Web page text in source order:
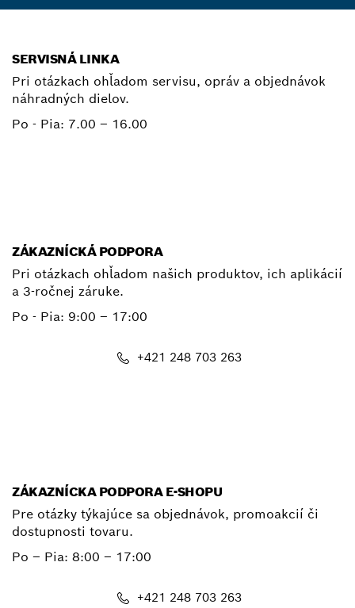
SERVISNÁ LINKA
Pri otázkach ohľadom servisu, opráv a objednávok
náhradných dielov.
Po - Pia: 7.00 – 16.00
ZÁKAZNÍCKÁ PODPORA
Pri otázkach ohľadom našich produktov, ich aplikácií
a 3-ročnej záruke.
Po - Pia: 9:00 – 17:00
+421 248 703 263
ZÁKAZNÍCKA PODPORA E-SHOPU
Pre otázky týkajúce sa objednávok, promoakcií či
dostupnosti tovaru.
Po – Pia: 8:00 – 17:00
+421 248 703 263